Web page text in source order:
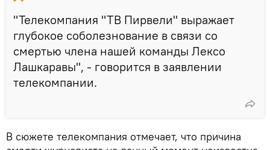
"Телекомпания "ТВ Пирвели" выражает
глубокое соболезнование в связи со
смертью члена нашей команды Лексо
Лашкаравы", - говорится в заявлении
телекомпании.
В сюжете телекомпания отмечает, что причина